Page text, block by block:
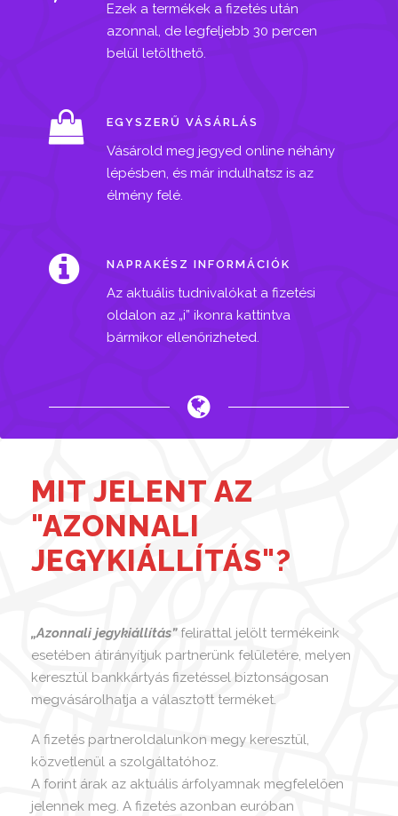
Ezek a termékek a fizetés után
azonnal, de legfeljebb 30 percen
belül letölthető.
EGYSZERŰ VÁSÁRLÁS
Vásárold meg jegyed online néhány
lépésben, és már indulhatsz is az
élmény felé.
NAPRAKÉSZ INFORMÁCIÓK
Az aktuális tudnivalókat a fizetési
oldalon az „i” ikonra kattintva
bármikor ellenőrizheted.
MIT JELENT AZ
"AZONNALI
JEGYKIÁLLÍTÁS"?
„Azonnali jegykiállítás”felirattal jelölt termékeink
esetében átirányítjuk partnerünk felületére, melyen
keresztül bankkártyás fizetéssel biztonságosan
megvásárolhatja a választott terméket.
A fizetés partneroldalunkon megy keresztül,
közvetlenül a szolgáltatóhoz.
A forint árak az aktuális árfolyamnak megfelelően
jelennek meg. A fizetés azonban euróban